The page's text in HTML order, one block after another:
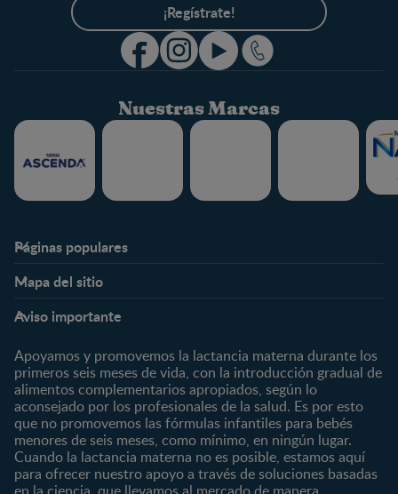
¡Regístrate!
Nuestras Marcas
Páginas populares
Expertos en Nutrición
Preguntas Frecuentes
¿Quiénes somos?
Marcas y productos
Nuestros Productos
Nuestras Marcas
Mapa del sitio
Preconcepción
Embarazo
Posparto
0 a 4 meses
4 a 6 meses
6 a 8 meses
8 a 12 meses
12 a 24 meses
Nutrición
Salud
Maternidad
Paternidad
Vida en familia
Aviso importante
Apoyamos y promovemos la lactancia materna durante los
primeros seis meses de vida, con la introducción gradual de
alimentos complementarios apropiados, según lo
aconsejado por los profesionales de la salud. Es por esto
que no promovemos las fórmulas infantiles para bebés
menores de seis meses, como mínimo, en ningún lugar.
Cuando la lactancia materna no es posible, estamos aquí
para ofrecer nuestro apoyo a través de soluciones basadas